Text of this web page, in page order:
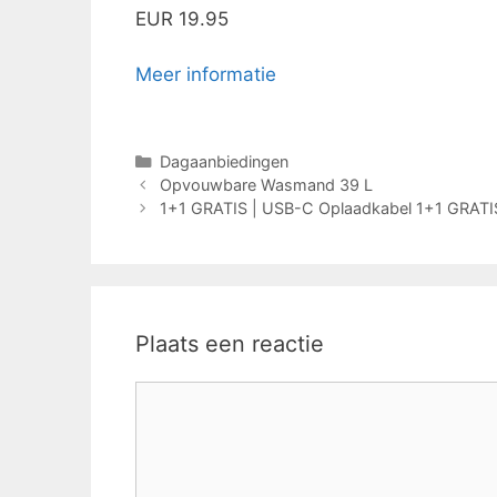
EUR 19.95
Meer informatie
Categorieën
Dagaanbiedingen
Opvouwbare Wasmand 39 L
1+1 GRATIS | USB-C Oplaadkabel 1+1
Plaats een reactie